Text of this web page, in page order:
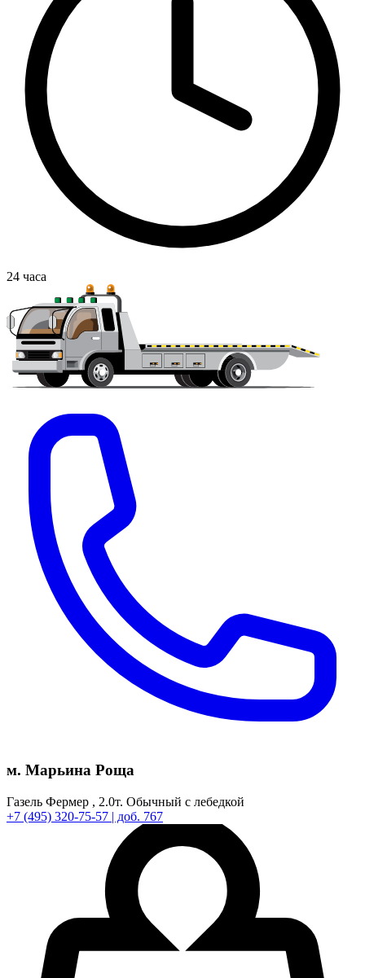
24 часа
м. Марьина Роща
Газель Фермер , 2.0т. Обычный с лебедкой
+7 (495) 320-75-57 | доб. 767